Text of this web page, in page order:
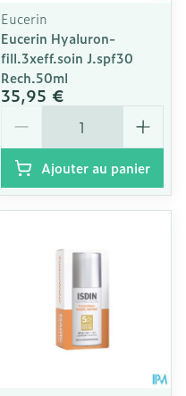
Eucerin
Eucerin Hyaluron-
fill.3xeff.soin J.spf30
Rech.50ml
35,95 €
Ajouter au panier